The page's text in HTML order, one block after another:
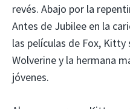
revés. Abajo por la
Antes de Jubilee en la
las películas de Fox,
Wolverine y la hermana
jóvenes.